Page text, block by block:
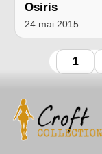
Osiris
24 mai 2015
1